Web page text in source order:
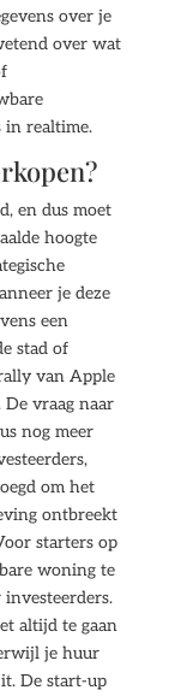
over je
over wat
in realtime.
en dus moet
hoogte
je deze
een
stad of
van Apple
vraag naar
nog meer
om het
ontbreekt
starters op
woning te
altijd te gaan
je huur
De start-up